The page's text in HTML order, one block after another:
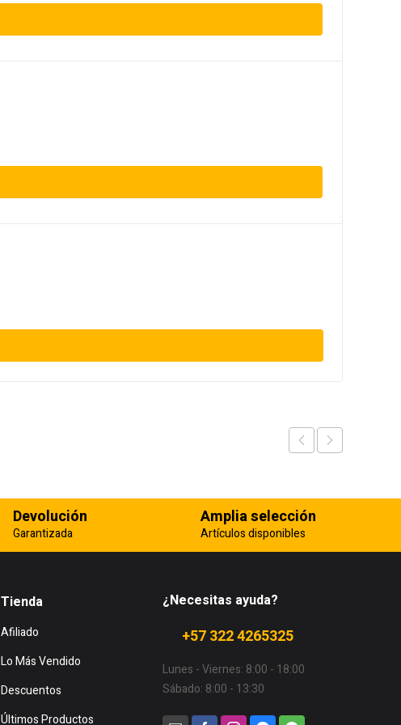
Devolución
Garantizada
Amplia selección
Artículos disponibles
Tienda
Afiliado
Lo Más Vendido
Descuentos
Últimos Productos
¿Necesitas ayuda?
+57 322 4265325
Lunes - Viernes: 8:00 - 18:00
Sábado: 8:00 - 13:30